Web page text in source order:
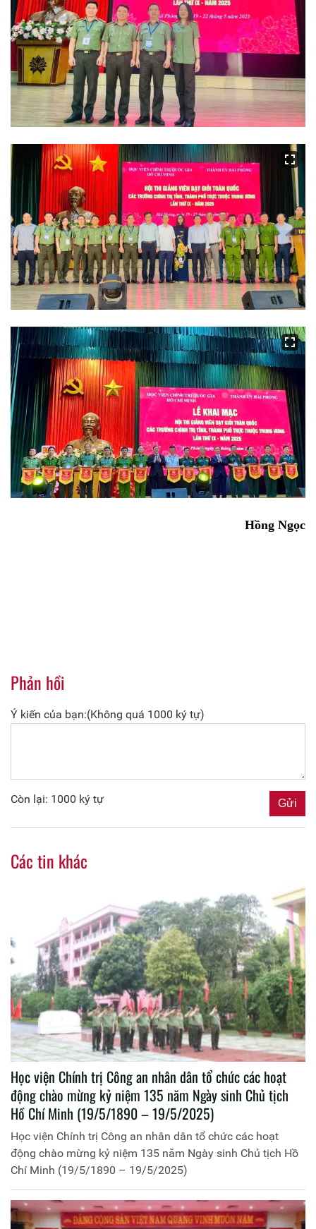
Hồng Ngọc
Phản hồi
Ý kiến của bạn:(Không quá 1000 ký tự)
Còn lại: 1000 ký tự
Các tin khác
Học viện Chính trị Công an nhân dân tổ chức các hoạt
động chào mừng kỷ niệm 135 năm Ngày sinh Chủ tịch
Hồ Chí Minh (19/5/1890 – 19/5/2025)
Học viện Chính trị Công an nhân dân tổ chức các hoạt
động chào mừng kỷ niệm 135 năm Ngày sinh Chủ tịch Hồ
Chí Minh (19/5/1890 – 19/5/2025)